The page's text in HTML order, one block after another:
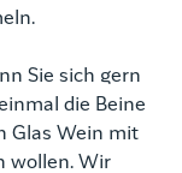
Sie sich gern
die Beine
Glas Wein mit
wollen. Wir